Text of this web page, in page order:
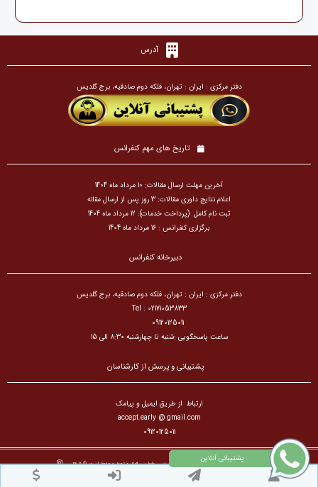
آدرس
دفتر مرکزی : ایران : تهران، فلکه دوم صادقیه، برج گلدیس
تاریخ های مهم کنفرانس
آخرین مهلت ارسال مقالات: 10 مرداد ماه 1404
اعلام نتایج داوری مقالات: 3 روز پس از ارسال مقاله
ثبت نام کامل (پرداخت خدمات): 12 مرداد ماه 1404
برگزاری کنفرانس : 16 مرداد ماه 1404
دبیرخانه کنفرانس
دفتر مرکزی : ایران : تهران، فلکه دوم صادقیه، برج گلدیس
Tel : 02171053833
09120125011
ساعت پاسخگویی :شنبه تا چهارشنبه 8:30 الی 15
پشتیبانی و پرسش از کارشناسان
ارتباط از طریق ایمیل و پیامک
accept.early @ gmail.com
09120125011
تمام حقوق مادی و معنوی برای کنفرانس بین المللی علوم سیاسی،روابط بین الملل و تحول محفوظ است. © ۱۴۰۵
طراح سایت :